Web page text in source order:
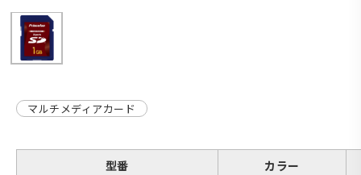
マルチメディアカード
型番
カラー